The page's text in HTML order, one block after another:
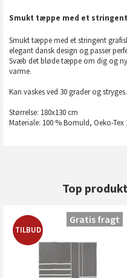
Smukt tæppe med et
Smukt tæppe med et stringent
elegant dansk design og passer
Svæb det bløde tæppe om dig og
varme.
Kan vaskes ved 30 grader og stryges.
Størrelse: 180x130 cm
Materiale: 100 % Bomuld, Oeko-Tex
Top
TILBUD
Gratis fragt